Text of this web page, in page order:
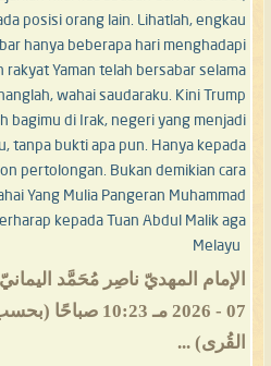
posisi orang lain. Lihatlah, engkau
hanya beberapa hari menghadapi
Yaman telah bersabar selama
wahai saudaraku. Kini Trump
bagimu di Irak, negeri yang menjadi
tanpa bukti apa pun. Hanya kepada
pertolongan. Bukan demikian cara
Yang Mulia Pangeran Muhammad
kepada Tuan Abdul Malik aga
Melayu
07 - 2026 مـ 10:23
القُرى) ...